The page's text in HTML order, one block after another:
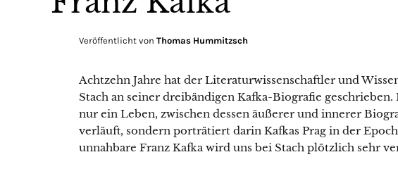
Veröffentlicht von Thomas Hummitzsch
Achtzehn Jahre hat der Literaturwissenschaftler und
Stach an seiner dreibändigen Kafka-Biografie
nur ein Leben, zwischen dessen äußerer und innerer
verläuft, sondern porträtiert darin Kafkas Prag in der
unnahbare Franz Kafka wird uns bei Stach plötzlich sehr